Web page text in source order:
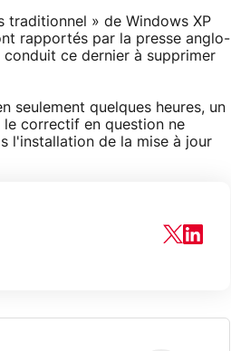
traditionnel » de Windows XP
rapportés par la presse anglo-
ce dernier à supprimer
seulement quelques heures, un
correctif en question ne
l'installation de la mise à jour